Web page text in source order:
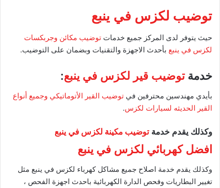
توضيب لكزس في ينبع
حيث يتوفر لدى المركز جميع خدمات توضيب مكائن وجربكسات
لكزس في ينبع بأحدث الاجهزة والتقنيات وبضمان على التوضيب.
خدمةتوضيب قير لكزس في ينبع:
بأيدي مهندسين محترفين في توضيب القير الأتوماتيكي وجميع أنواع
القير الحديثه لسيارات لكزس.
وكذلك يقدم خدمة توضيب مكينة لكزس في ينبع
افضل كهربائي لكزس في ينبع
وكذلك يقدم خدمة اصلاح جميع مشاكل كهرباء لكزس في ينبع مثل
تغيير البطاريات وفحص الدارة الكهربائية باحدث اجهزة الفحص ،